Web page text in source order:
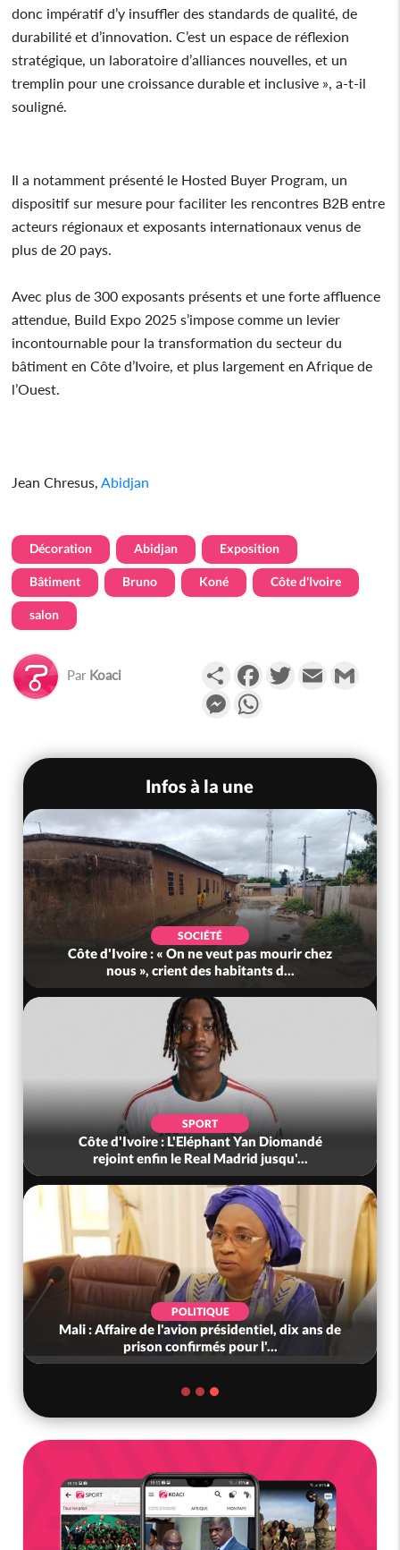
donc impératif d’y insuffler des standards de qualité, de
durabilité et d’innovation. C’est un espace de réflexion
stratégique, un laboratoire d’alliances nouvelles, et un
tremplin pour une croissance durable et inclusive », a-t-il
souligné.
Il a notamment présenté le Hosted Buyer Program, un
dispositif sur mesure pour faciliter les rencontres B2B entre
acteurs régionaux et exposants internationaux venus de
plus de 20 pays.
Avec plus de 300 exposants présents et une forte affluence
attendue, Build Expo 2025 s’impose comme un levier
incontournable pour la transformation du secteur du
bâtiment en Côte d’Ivoire, et plus largement en Afrique de
l’Ouest.
Jean Chresus,Abidjan
Décoration Abidjan Exposition
Bâtiment Bruno Koné Côte d'Ivoire
salon
Par Koaci PartagerFacebookTwitterEmail
Messenger
Infos à la une
SOCIÉTÉ
Côte d'Ivoire : « On ne veut pas mourir chez
nous », crient des habitants d...
SPORT
Côte d'Ivoire : L'Eléphant Yan Diomandé
rejoint enfin le Real Madrid jusqu'...
POLITIQUE
Mali : Affaire de l'avion présidentiel, dix ans de
prison confirmés pour l'...